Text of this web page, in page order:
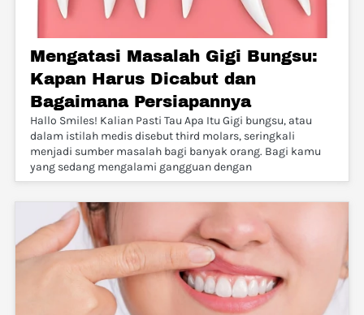
Mengatasi Masalah Gigi Bungsu:
Kapan Harus Dicabut dan
Bagaimana Persiapannya
Hallo Smiles! Kalian Pasti Tau Apa Itu Gigi bungsu, atau
dalam istilah medis disebut third molars, seringkali
menjadi sumber masalah bagi banyak orang. Bagi kamu
yang sedang mengalami gangguan dengan